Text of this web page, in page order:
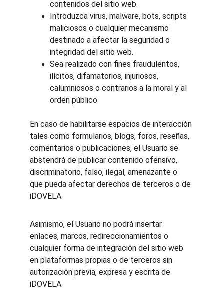
contenidos del sitio web.
Introduzca virus, malware, bots, scripts
maliciosos o cualquier mecanismo
destinado a afectar la seguridad o
integridad del sitio web.
Sea realizado con fines fraudulentos,
ilícitos, difamatorios, injuriosos,
calumniosos o contrarios a la moral y al
orden público.
En caso de habilitarse espacios de interacción
tales como formularios, blogs, foros, reseñas,
comentarios o publicaciones, el Usuario se
abstendrá de publicar contenido ofensivo,
discriminatorio, falso, ilegal, amenazante o
que pueda afectar derechos de terceros o de
iDOVELA.
Asimismo, el Usuario no podrá insertar
enlaces, marcos, redireccionamientos o
cualquier forma de integración del sitio web
en plataformas propias o de terceros sin
autorización previa, expresa y escrita de
iDOVELA.